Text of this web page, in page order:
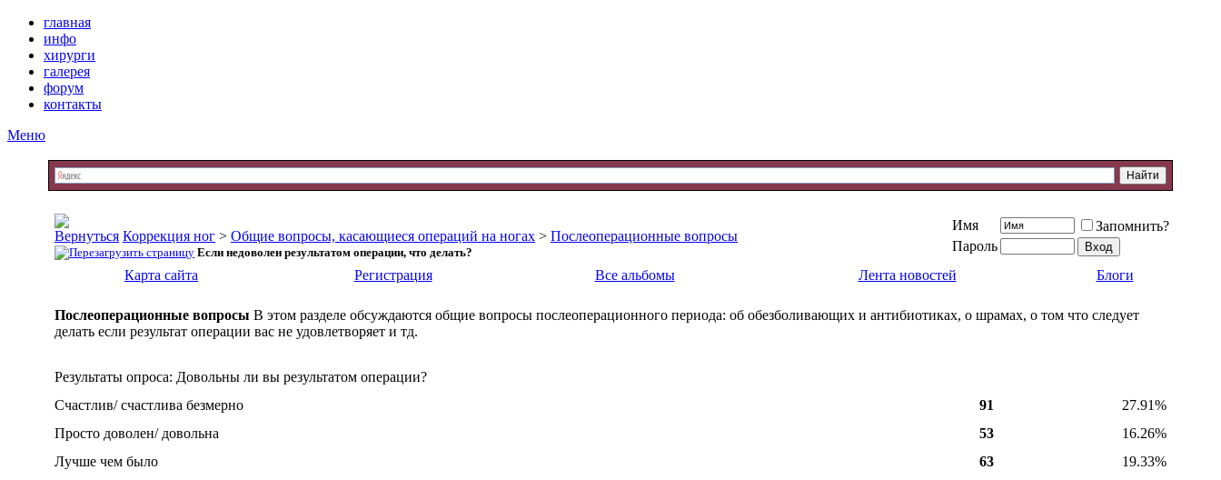
главная
инфо
хирурги
галерея
форум
контакты
Меню
Коррекция ног > Общие вопросы, касающиеся операций на ногах > Послеоперационные вопросы
Если недоволен результатом операции, что делать?
Имя
Запомнить?
Пароль
Карта сайта
Регистрация Все альбомы Лента новостей Блоги
Послеоперационные вопросы В этом разделе обсуждаются общие вопросы послеоперационного периода: об обезболивающих и антибиотиках, о шрамах, о том что следует
делать если результат операции вас не удовлетворяет и тд.
Результаты опроса: Довольны ли вы результатом операции?
Счастлив/ счастлива безмерно
91
27.91%
Просто доволен/ довольна
53
16.26%
Лучше чем было
63
19.33%